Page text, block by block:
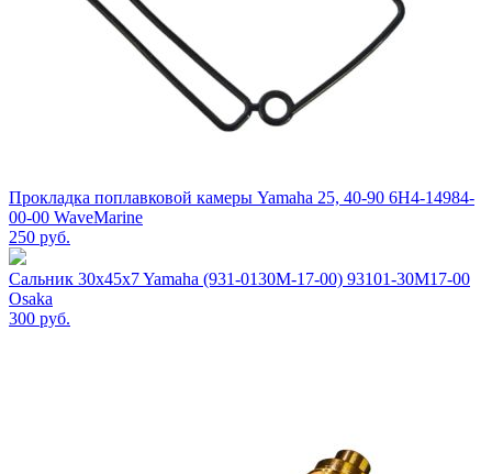
Прокладка поплавковой камеры Yamaha 25, 40-90 6H4-14984-
00-00 WaveMarine
250 руб.
Сальник 30x45x7 Yamaha (931-0130M-17-00) 93101-30M17-00
Osaka
300 руб.